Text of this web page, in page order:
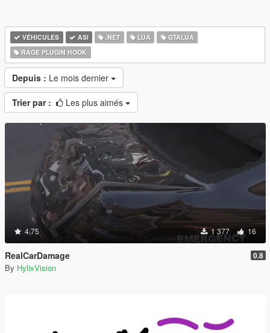
VÉHICULES ASI .NET LUA
GTALUA
RAGE PLUGIN HOOK
Depuis : Le mois dernier
Trier par : Les plus aimés
4.75 1 377 16
RealCarDamage 0.8
By HylixVision